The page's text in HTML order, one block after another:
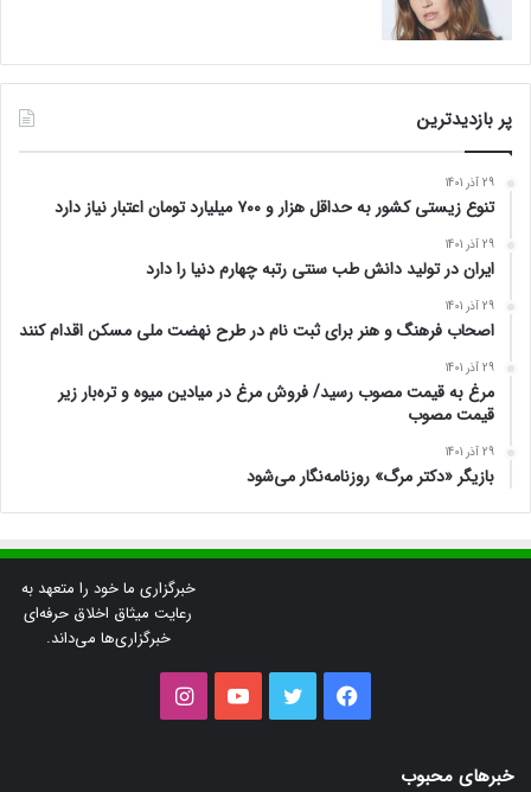
پر بازدیدترین
29 آذر 1401
تنوع زیستی کشور به حداقل هزار و ۷۰۰ میلیارد تومان اعتبار نیاز دارد
29 آذر 1401
ایران در تولید دانش طب سنتی رتبه چهارم دنیا را دارد
29 آذر 1401
اصحاب فرهنگ و هنر برای ثبت نام در طرح نهضت ملی مسکن اقدام کنند
29 آذر 1401
مرغ به قیمت مصوب رسید/ فروش مرغ در میادین میوه و تره‌بار زیر
قیمت مصوب
29 آذر 1401
بازیگر «دکتر مرگ» روزنامه‌نگار می‌شود
خبرگزاری ما خود را متعهد به
رعایت میثاق اخلاق حرفه‌ای
خبرگزاری‌ها می‌داند.
فیس
توییتر یوتیوب
خبرهای محبوب